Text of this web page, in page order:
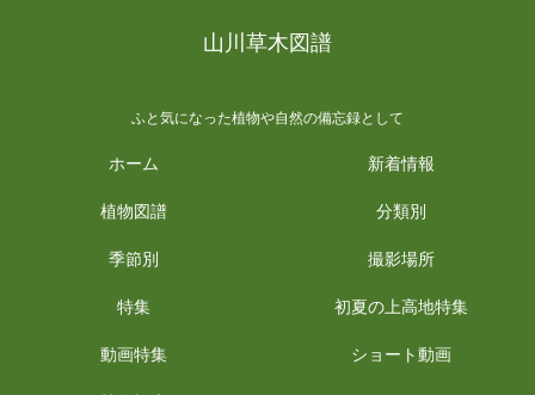
山川草木図譜
ふと気になった植物や自然の備忘録として
ホーム 新着情報
植物図譜 分類別
季節別 撮影場所
特集 初夏の上高地特集
動画特集 ショート動画